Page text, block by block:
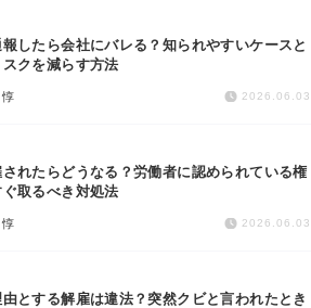
したら会社にバレる？知られやすいケースと
クを減らす方法
2026.06.03
れたらどうなる？労働者に認められている権
取るべき対処法
2026.06.03
とする解雇は違法？突然クビと言われたとき